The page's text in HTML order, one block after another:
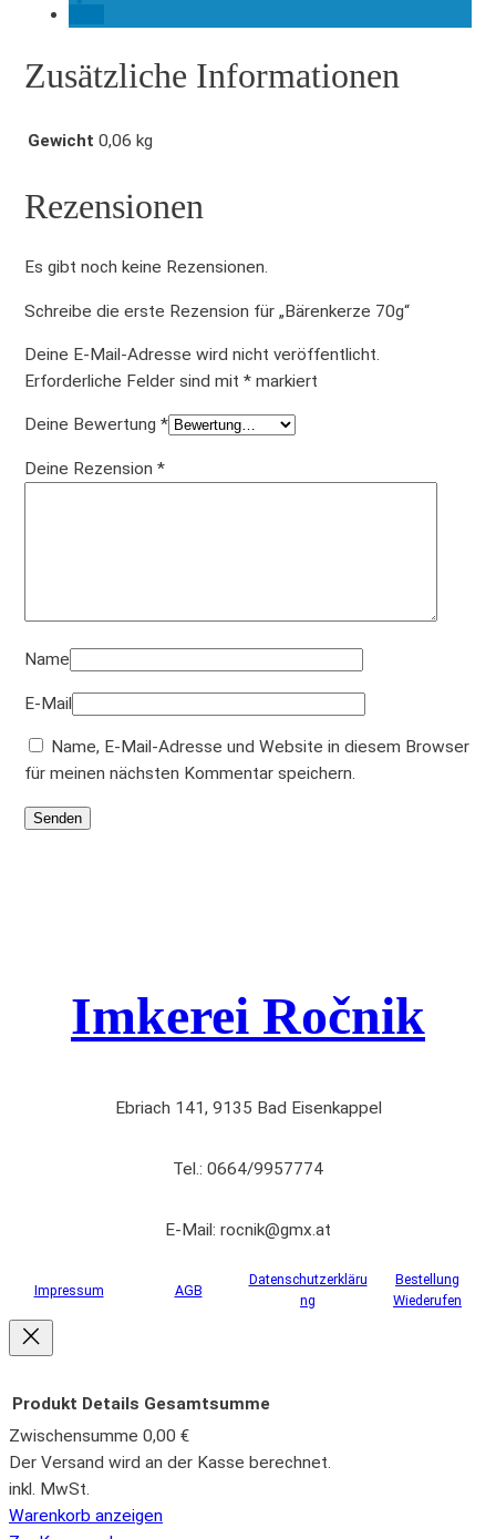
Zusätzliche Informationen
Gewicht 0,06 kg
Rezensionen
Es gibt noch keine Rezensionen.
Schreibe die erste Rezension für „Bärenkerze 70g“
Deine E-Mail-Adresse wird nicht veröffentlicht.
Erforderliche Felder sind mit * markiert
Deine Bewertung *
Deine Rezension *
Name
E-Mail
Name, E-Mail-Adresse und Website in diesem Browser
für meinen nächsten Kommentar speichern.
Imkerei Ročnik
Ebriach 141, 9135 Bad Eisenkappel
Tel.: 0664/9957774
E-Mail: rocnik@gmx.at
Impressum AGB
Datenschutzerkläru
ng
Bestellung
Wiederufen
Produkte
im
Produkt Details Gesamtsumme
Zwischensumme 0,00 €
Der Versand wird an der Kasse berechnet.
inkl. MwSt.
Warenkorb anzeigen